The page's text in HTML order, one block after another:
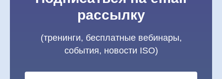
рассылку
(тренинги, бесплатные вебинары,
события, новости ISO)